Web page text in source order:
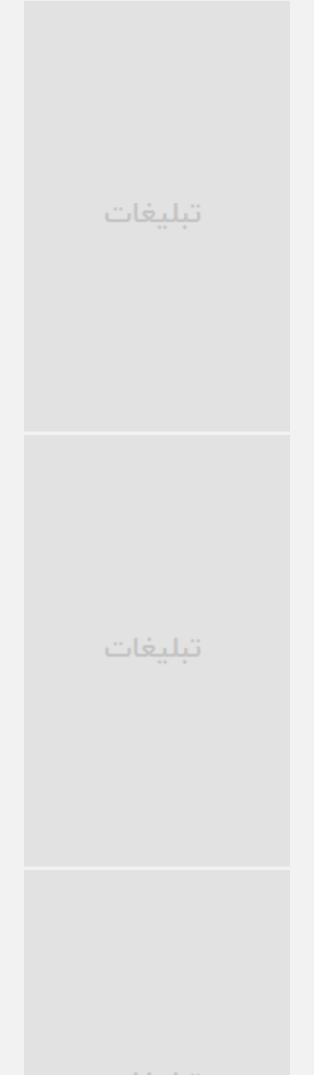
ترجیح عقلانیت ایرانی بر دیدگاه‌های آخرالزمانی